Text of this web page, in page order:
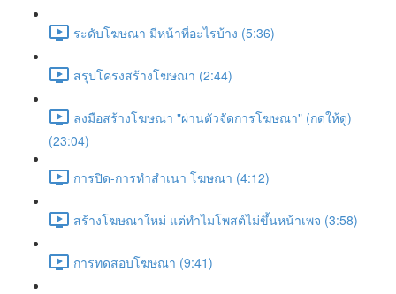
ระดับโฆษณา มีหน้าที่อะไรบ้าง (5:36)
สรุปโครงสร้างโฆษณา (2:44)
ลงมือสร้างโฆษณา "ผ่านตัวจัดการโฆษณา" (กดให้ดู)
(23:04)
การปิด-การทำสำเนา โฆษณา (4:12)
สร้างโฆษณาใหม่ แต่ทำไมโพสต์ไม่ขึ้นหน้าเพจ (3:58)
การทดสอบโฆษณา (9:41)